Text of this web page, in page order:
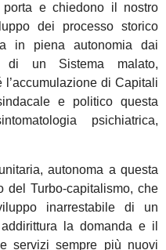
e chiedono il nostro
dei processo storico
in piena autonomia dai
di un Sistema malato,
di Capitali
e politico questa
psichiatrica,
autonoma a questa
del Turbo-capitalismo, che
inarrestabile di un
la domanda e il
servizi sempre più nuovi